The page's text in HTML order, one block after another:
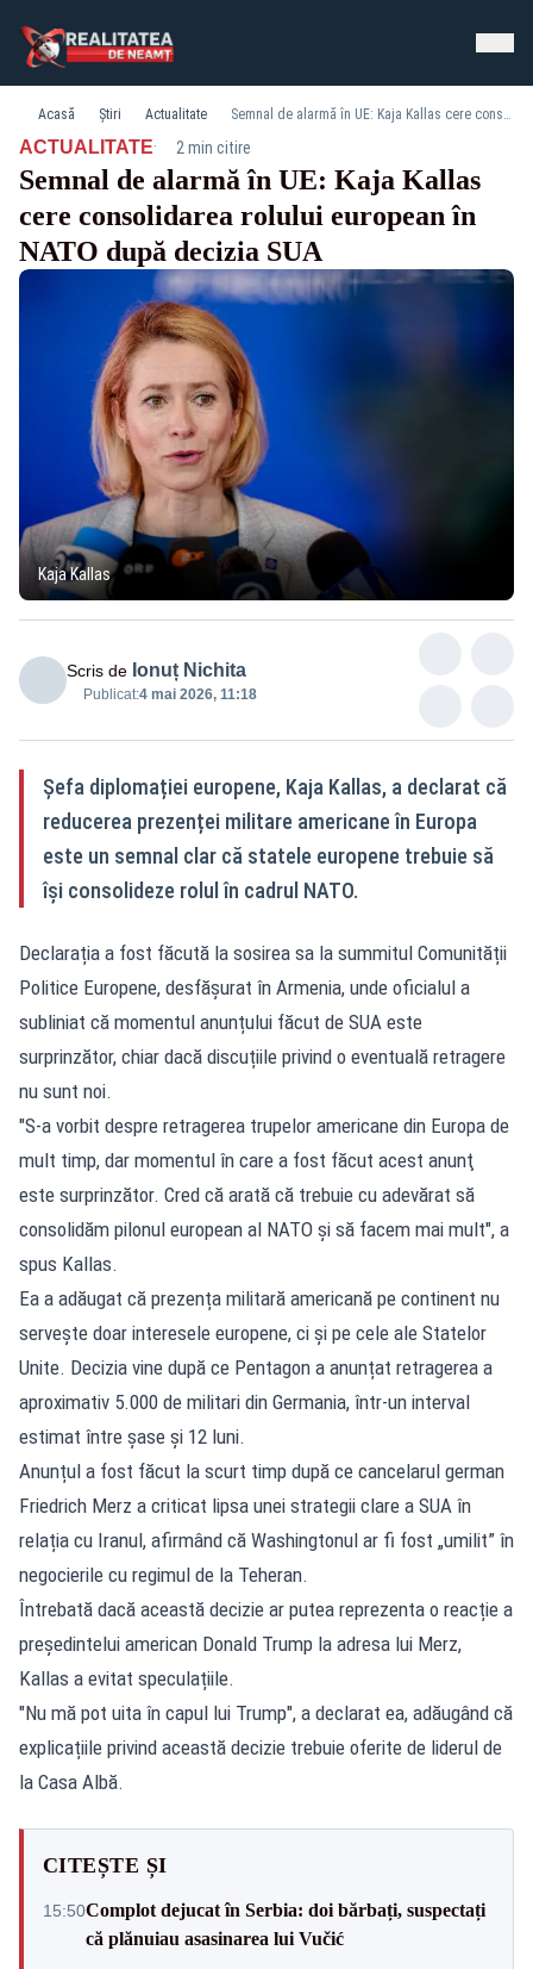
Acasă Știri Actualitate Semnal de alarmă în UE: Kaja Kallas cere consolidarea rolului european în NATO după decizia SUA
ACTUALITATE· 2 min citire
Semnal de alarmă în UE: Kaja Kallas
cere consolidarea rolului european în
NATO după decizia SUA
Kaja Kallas
Scris de Ionuț Nichita
Publicat:4 mai 2026, 11:18
Șefa diplomației europene, Kaja Kallas, a declarat că
reducerea prezenței militare americane în Europa
este un semnal clar că statele europene trebuie să
își consolideze rolul în cadrul NATO.
Declarația a fost făcută la sosirea sa la summitul Comunității
Politice Europene, desfășurat în Armenia, unde oficialul a
subliniat că momentul anunțului făcut de SUA este
surprinzător, chiar dacă discuțiile privind o eventuală retragere
nu sunt noi.
"S-a vorbit despre retragerea trupelor americane din Europa de
mult timp, dar momentul în care a fost făcut acest anunţ
este surprinzător. Cred că arată că trebuie cu adevărat să
consolidăm pilonul european al NATO şi să facem mai mult", a
spus Kallas.
Ea a adăugat că prezența militară americană pe continent nu
servește doar interesele europene, ci și pe cele ale Statelor
Unite. Decizia vine după ce Pentagon a anunțat retragerea a
aproximativ 5.000 de militari din Germania, într-un interval
estimat între șase și 12 luni.
Anunțul a fost făcut la scurt timp după ce cancelarul german
Friedrich Merz a criticat lipsa unei strategii clare a SUA în
relația cu Iranul, afirmând că Washingtonul ar fi fost „umilit” în
negocierile cu regimul de la Teheran.
Întrebată dacă această decizie ar putea reprezenta o reacție a
președintelui american Donald Trump la adresa lui Merz,
Kallas a evitat speculațiile.
"Nu mă pot uita în capul lui Trump", a declarat ea, adăugând că
explicațiile privind această decizie trebuie oferite de liderul de
la Casa Albă.
CITEȘTE ȘI
15:50Complot dejucat în Serbia: doi bărbați, suspectați
că plănuiau asasinarea lui Vučić